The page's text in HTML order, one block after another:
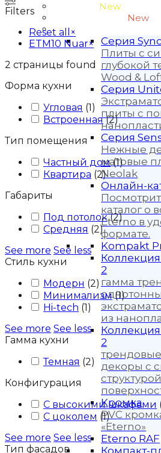
New
New
Материалы
Серия
Плиты с
глубокой
Wood &
Серия
плиты с
Серия
Нежные
матовые
Neolak
Онлайн-
каталог о
Eterno в
формате.
Kompakt
2
гамма
из
2
декоры с
структурой
Кромка
PVC
«Eterno»
Eterno RAF
Компакт-
Filters
Reset all
×
ETM10 Nuar×
2 страницы found
Форма кухни
Угловая (1)
Встроенная (2)
Тип помещения
Частный дом (1)
Квартира (2)
Габариты
Под потолок (2)
Средняя (2)
See more See less
Стиль кухни
Модерн (2)
Минимализм (1)
Hi-tech (1)
See more See less
Гамма кухни
Темная (2)
Конфигурация
С высокими шкафами
С цоколем (1)
See more See less
Тип фасадов